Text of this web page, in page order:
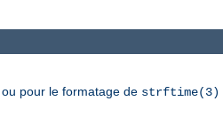
pour le formatage de strftime(3)